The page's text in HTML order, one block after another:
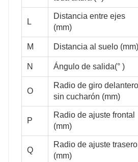
L
Distancia entre ejes
(mm)
M Distancia al suelo (mm)
N Ángulo de salida(° )
O
Radio de giro delantero
sin cucharón (mm)
P
Radio de ajuste frontal
(mm)
Q
Radio de ajuste trasero
(mm)
3700
2450